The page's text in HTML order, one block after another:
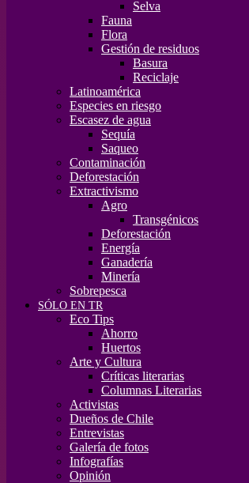
Selva
Fauna
Flora
Gestión de residuos
Basura
Reciclaje
Latinoamérica
Especies en riesgo
Escasez de agua
Sequía
Saqueo
Contaminación
Deforestación
Extractivismo
Agro
Transgénicos
Deforestación
Energía
Ganadería
Minería
Sobrepesca
SÓLO EN TR
Eco Tips
Ahorro
Huertos
Arte y Cultura
Críticas literarias
Columnas Literarias
Activistas
Dueños de Chile
Entrevistas
Galería de fotos
Infografías
Opinión